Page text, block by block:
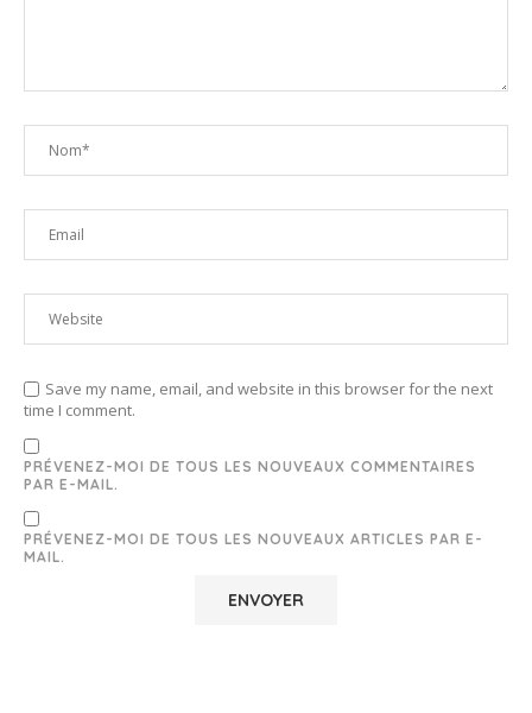
Save my name, email, and website in this browser for the next
time I comment.
PRÉVENEZ-MOI DE TOUS LES NOUVEAUX COMMENTAIRES
PAR E-MAIL.
PRÉVENEZ-MOI DE TOUS LES NOUVEAUX ARTICLES PAR E-
MAIL.